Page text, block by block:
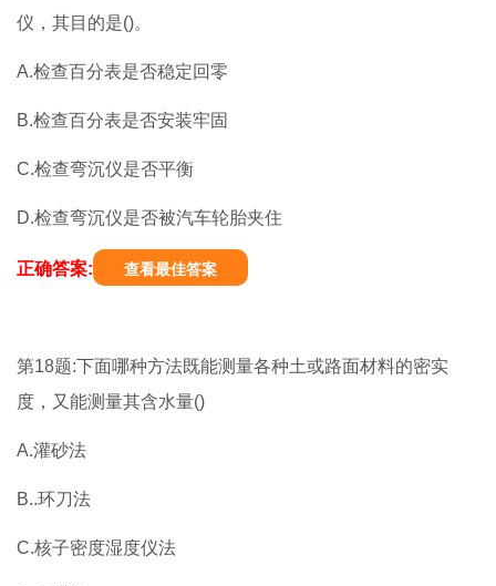
仪，其目的是()。
A.检查百分表是否稳定回零
B.检查百分表是否安装牢固
C.检查弯沉仪是否平衡
D.检查弯沉仪是否被汽车轮胎夹住
正确答案: 查看最佳答案
第18题:下面哪种方法既能测量各种土或路面材料的密实
度，又能测量其含水量()
A.灌砂法
B..环刀法
C.核子密度湿度仪法